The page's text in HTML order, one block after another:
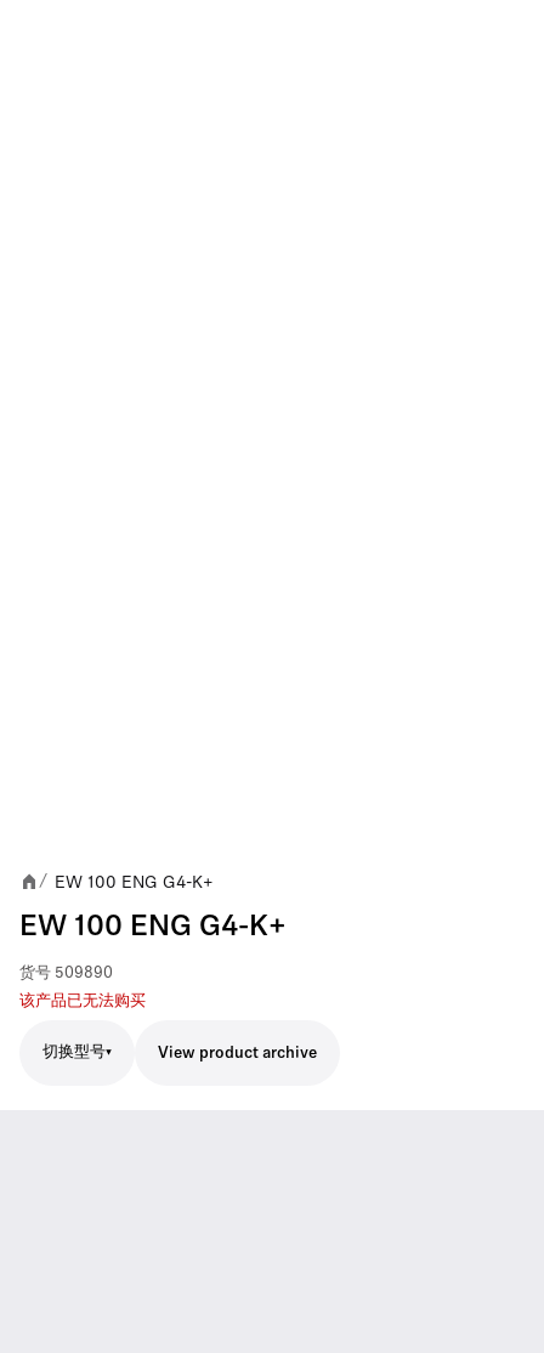
/ EW 100 ENG G4-K+
EW 100 ENG G4-K+
货号 509890
该产品已无法购买
切换型号 View product archive